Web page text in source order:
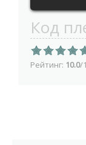
Код
Рейтинг: 10.0/